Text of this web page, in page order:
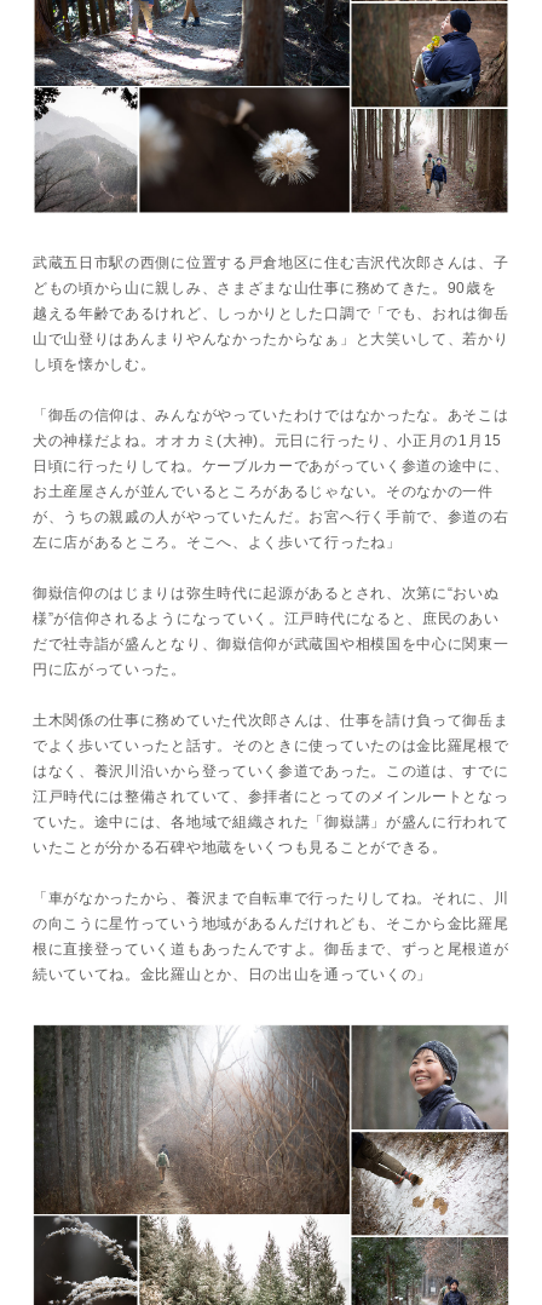
武蔵五日市駅の西側に位置する戸倉地区に住む吉沢代次郎さんは、子
どもの頃から山に親しみ、さまざまな山仕事に務めてきた。90歳を
越える年齢であるけれど、しっかりとした口調で「でも、おれは御岳
山で山登りはあんまりやんなかったからなぁ」と大笑いして、若かり
し頃を懐かしむ。
「御岳の信仰は、みんながやっていたわけではなかったな。あそこは
犬の神様だよね。オオカミ(大神)。元日に行ったり、小正月の1月15
日頃に行ったりしてね。ケーブルカーであがっていく参道の途中に、
お土産屋さんが並んでいるところがあるじゃない。そのなかの一件
が、うちの親戚の人がやっていたんだ。お宮へ行く手前で、参道の右
左に店があるところ。そこへ、よく歩いて行ったね」
御嶽信仰のはじまりは弥生時代に起源があるとされ、次第に“おいぬ
様”が信仰されるようになっていく。江戸時代になると、庶民のあい
だで社寺詣が盛んとなり、御嶽信仰が武蔵国や相模国を中心に関東一
円に広がっていった。
土木関係の仕事に務めていた代次郎さんは、仕事を請け負って御岳ま
でよく歩いていったと話す。そのときに使っていたのは金比羅尾根で
はなく、養沢川沿いから登っていく参道であった。この道は、すでに
江戸時代には整備されていて、参拝者にとってのメインルートとなっ
ていた。途中には、各地域で組織された「御嶽講」が盛んに行われて
いたことが分かる石碑や地蔵をいくつも見ることができる。
「車がなかったから、養沢まで自転車で行ったりしてね。それに、川
の向こうに星竹っていう地域があるんだけれども、そこから金比羅尾
根に直接登っていく道もあったんですよ。御岳まで、ずっと尾根道が
続いていてね。金比羅山とか、日の出山を通っていくの」